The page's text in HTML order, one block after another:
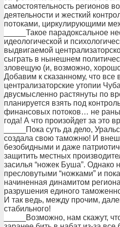
самостоятельность регионов
деятельности и жесткий
потоками, циркулирующими
_____Такое парадоксальное
идеологической и
выдвигаемой
сыграть в нынешнем
зловещую (и, возможно,
Добавим к сказанному, что все
централизаторские утопии
двусмысленно растянуты по
планируется взять под
финансовых потоков… не
года! А что произойдет за это
_____Пока суть да дело,
создала свою таможню! И
безобидными и даже
защитить местных
засилья “ножек Буша”. Однако
пресловутыми “ножками” и
начиненная динамитом
разрушения единого
И так ведь, между прочим,
стабильного!
_____Возможно, нам скажут,